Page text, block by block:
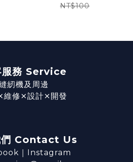
NT$100
服務 Service
紉機及周邊
維修⨯設計⨯開發
們 Contact Us
｜ Instagram